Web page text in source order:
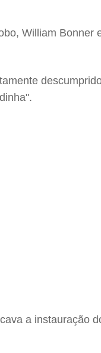
William Bonner
a instauração